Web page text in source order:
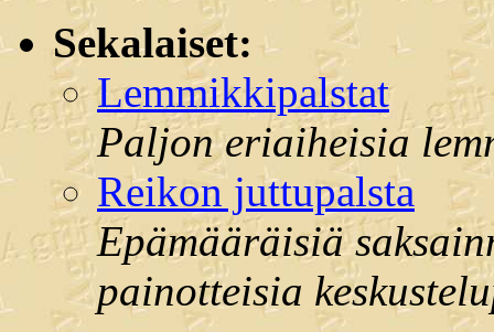
Sekalaiset:
Lemmikkipalstat
Paljon eriaiheisia
Reikon juttupalsta
Epämääräisiä
painotteisia